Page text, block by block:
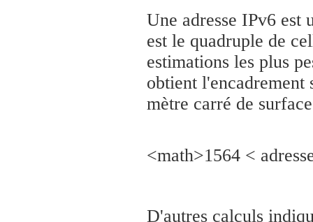
Une adresse IPv6 est
est le quadruple de
estimations les plus
obtient l'encadrement
mètre carré de
<math>1564 <
D'autres calculs